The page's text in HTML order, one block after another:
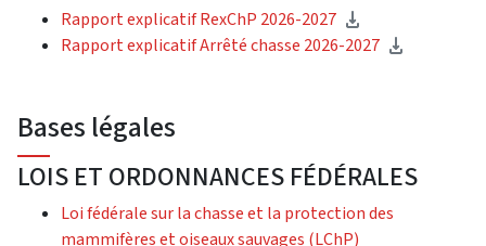
Rapport explicatif RexChP 2026-2027
Rapport explicatif Arrêté chasse 2026-2027
Bases légales
LOIS ET ORDONNANCES FÉDÉRALES
Loi fédérale sur la chasse et la protection des
mammifères et oiseaux sauvages (LChP)